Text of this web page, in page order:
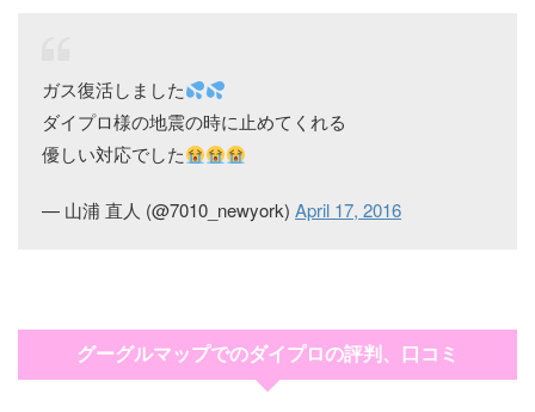
ガス復活しました
ダイプロ様の地震の時に止めてくれる
優しい対応でした
— 山浦 直人 (@7010_newyork) April 17, 2016
グーグルマップでのダイプロの評判、口コミ